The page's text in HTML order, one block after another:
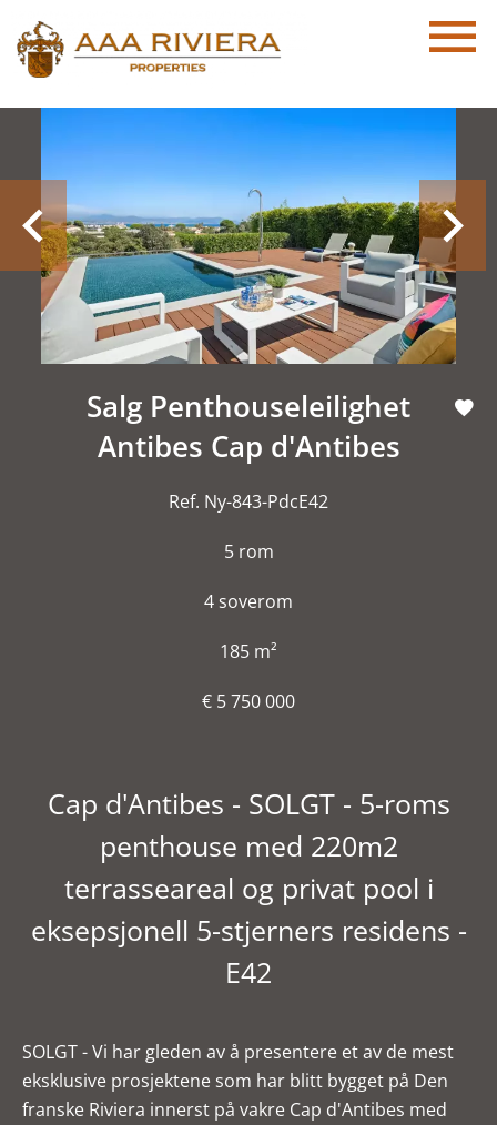
Salg Penthouseleilighet
Antibes Cap d'Antibes
Ref. Ny-843-PdcE42
5 rom
4 soverom
185 m²
€ 5 750 000
Cap d'Antibes - SOLGT - 5-roms
penthouse med 220m2
terrasseareal og privat pool i
eksepsjonell 5-stjerners residens -
E42
SOLGT - Vi har gleden av å presentere et av de mest
eksklusive prosjektene som har blitt bygget på Den
franske Riviera innerst på vakre Cap d'Antibes med